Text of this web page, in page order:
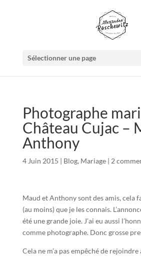
Sélectionner une page
Photographe
Château Cujac –
Anthony
4 Juin 2015 | Blog, Mariage| 2
Maud et Anthony sont des amis, cela
(au moins) que je les connais.
été une grande joie. J’ai eu aussi
comme photographe. Donc grosse
Cela ne m’a pas empêché de